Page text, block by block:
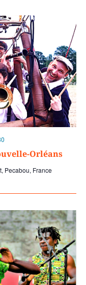
Orléans
Pecabou, France